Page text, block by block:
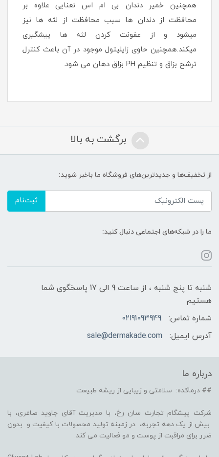
همچنین خمیر دندان بی ام اس نعنایی علاوه بر
محافظت از دندان ها سبب محافظت از لثه ها نیز
میشود و از عفونت کردن لثه ها پیشگیری
میکند.همچنین حاوی زایلیتول موجود در آن باعث کنترل
ترشح بزاق و تنظیم PH بزاق دهان می شود.
برگشت به بالا
از تخفیف‌ها و جدیدترین‌های فروشگاه ما باخبر شوید:
ثبت‌نام
ما را در شبکه‌های اجتماعی دنبال کنید:
شنبه تا پنج شنبه ، از ساعت 9 الی 17 پاسخگوی شما
هستیم
شماره تماس:
02191093949
آدرس ایمیل:
sale@dermakade.com
درباره ما
## درماکده: سلامتی و زیبایی از ریشه طبیعت
شرکت پیشگام تجارت سان رخ، با مدیریت آقای جاوید صاغری، با
بیش از یک دهه تجربه، در زمینه تولید محصولات با کیفیت و بدون
ضرر برای مراقبت از پوست و مو فعالیت می کند.